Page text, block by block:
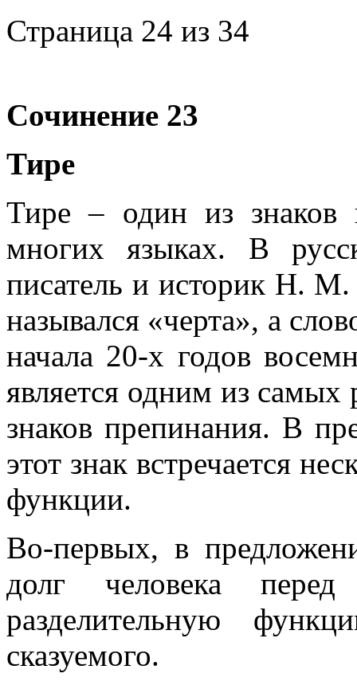
Страница 24 из 34
Сочинение 23
Тире
Тире – один из знаков
многих языках. В
писатель и историк Н. М.
назывался «черта», а
начала 20-х годов
является одним из
знаков препинания. В
этот знак встречается
функции.
Во-первых, в
долг человека
разделительную
сказуемого.